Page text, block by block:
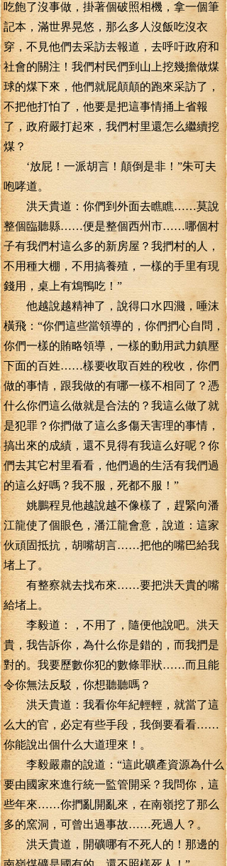
吃飽了沒事做，掛著個破照相機，拿一個筆
記本，滿世界晃悠，那么多人沒飯吃沒衣
穿，不見他們去采訪去報道，去呼吁政府和
社會的關注！我們村民們到山上挖幾擔做煤
球的煤下來，他們就屁顛顛的跑來采訪了，
不把他打怕了，他要是把這事情捅上省報
了，政府嚴打起來，我們村里還怎么繼續挖
煤？
‘放屁！一派胡言！顛倒是非！”朱可夫
咆哮道。
洪天貴道：你們到外面去瞧瞧……莫說
整個臨聽縣……便是整個西州市……哪個村
子有我們村這么多的新房屋？我捫村的人，
不用種大棚，不用搞養殖，一樣的手里有現
錢用，桌上有鴆鴨吃！”
他越說越精神了，說得口水四濺，唾沫
橫飛：“你們這些當領導的，你們捫心自問，
你們一樣的賄略領導，一樣的動用武力鎮壓
下面的百姓……樣要收取百姓的稅收，你們
做的事情，跟我做的有哪一樣不相同了？憑
什么你們這么做就是合法的？我這么做了就
是犯罪？你捫做了這么多傷天害理的事情，
搞出來的成績，還不見得有我這么好呢？你
們去其它村里看看，他們過的生活有我們過
的這么好嗎？我不服，死都不服！”
姚鵬程見他越說越不像樣了，趕緊向潘
江龍使了個眼色，潘江龍會意，說道：這家
伙頑固抵抗，胡嘴胡言……把他的嘴巴給我
堵上了。
有整察就去找布來……要把洪天貴的嘴
給堵上。
李毅道：，不用了，隨便他說吧。洪天
貴，我告訴你，為什么你是錯的，而我捫是
對的。我要歷數你犯的數條罪狀……而且能
令你無法反駁，你想聽聽嗎？
洪天貴道：我看你年紀輕輕，就當了這
么大的官，必定有些手段，我倒要看看……
你能說出個什么大道理來！。
李毅嚴肅的說道：“這此礦產資源為什么
要由國家來進行統一監管開采？我問你，這
些年來……你捫亂開亂來，在南嶺挖了那么
多的窯洞，可曾出過事故……死過人？。
洪天貴道，開礦哪有不死人的！那邊的